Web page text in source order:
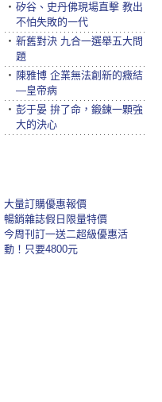
‧ 矽谷、史丹佛現場直擊 教出
不怕失敗的一代
‧ 新舊對決 九合一選舉五大問
題
‧ 陳雅博 企業無法創新的癥結
—皇帝病
‧ 彭于晏 拚了命，鍛鍊一顆強
大的決心
大量訂購優惠報價
暢銷雜誌假日限量特價
今周刊訂一送二超級優惠活
動！只要4800元